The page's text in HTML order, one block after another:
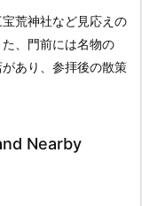
荒神社など見応えの
、門前には名物の
があり、参拝後の散策
Nearby